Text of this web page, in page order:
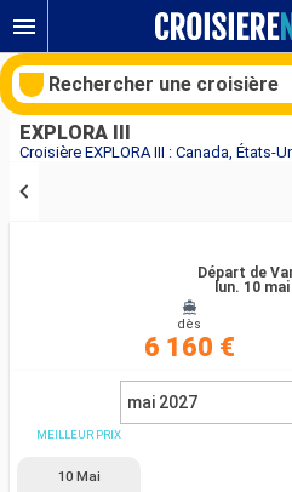
EXPLORA III
Départ de
lun. 10
dès
6 160 €
mai 2027
MEILLEUR PRIX
10 Mai
Rechercher une croisière